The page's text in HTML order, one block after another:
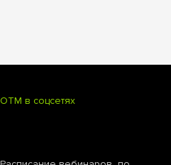
OTM в соцсетях